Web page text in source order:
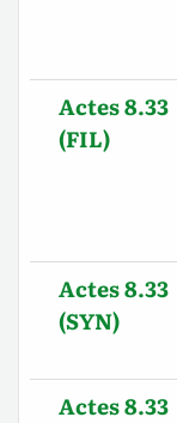
Actes 8.33
(FIL)
Actes 8.33
(SYN)
Actes 8.33